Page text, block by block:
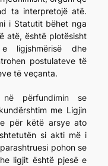
ta interpretojë atë.
i Statutit bëhet nga
atë, është plotësisht
ligjshmërisë dhe
postulateve të
të veçanta.
përfundimin se
me Ligjin
për këtë arsye ato
si akti më i
pohon se
ligjit është pjesë e